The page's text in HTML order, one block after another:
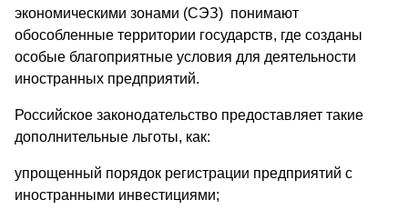
экономическими зонами (СЭЗ) понимают
обособленные территории государств, где созданы
особые благоприятные условия для деятельности
иностранных предприятий.
Российское законодательство предоставляет такие
дополнительные льготы, как:
упрощенный порядок регистрации предприятий с
иностранными инвестициями;